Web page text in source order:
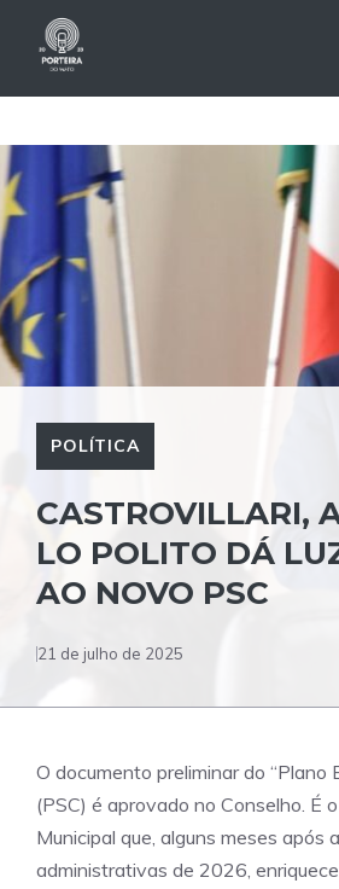
POLÍTICA
CASTROVILLARI,
LO POLITO DÁ
AO NOVO PSC
21 de julho de 2025
O documento preliminar do “Plano
(PSC) é aprovado no Conselho. É
Municipal que, alguns meses após
administrativas de 2026,